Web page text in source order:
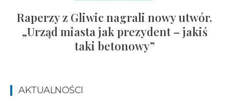
Raperzy z Gliwic nagrali nowy utwór.
„Urząd miasta jak prezydent – jakiś
taki betonowy”
AKTUALNOŚCI